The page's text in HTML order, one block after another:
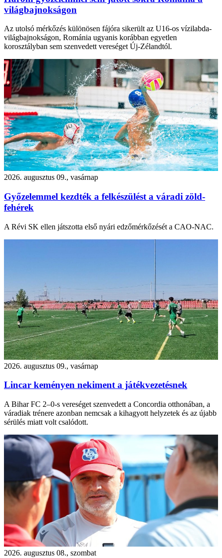
világbajnokságon
Az utolsó mérkőzés különösen fájóra sikerült az U16-os vízilabda-
világbajnokságon, Románia ugyanis korábban egyetlen
korosztályban sem szenvedett vereséget Új-Zélandtól.
2026. augusztus 09., vasárnap
Győzelemmel kezdték a felkészülést a váradi zöld-
fehérek
A Révi SK ellen játszotta első nyári edzőmérkőzését a CAO-NAC.
2026. augusztus 09., vasárnap
Lincar keményen nekiment a játékvezetésnek
A Bihar FC 2–0-s vereséget szenvedett a Concordia otthonában, a
váradiak trénere azonban nemcsak a kihagyott helyzetek és az újabb
sérülés miatt volt csalódott.
2026. augusztus 08., szombat